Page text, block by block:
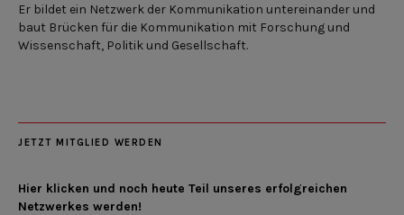
Er bildet ein Netzwerk der Kommunikation untereinander und
baut Brücken für die Kommunikation mit Forschung und
Wissenschaft, Politik und Gesellschaft.
JETZT MITGLIED WERDEN
Hier klicken und noch heute Teil unseres erfolgreichen
Netzwerkes werden!